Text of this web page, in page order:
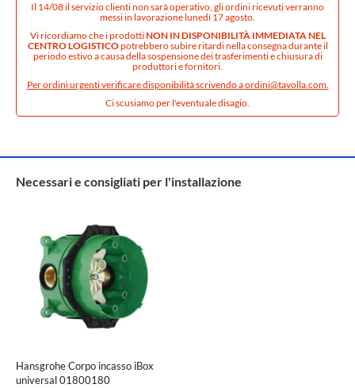
Il 14/08 il servizio clienti non sarà operativo, gli ordini ricevuti verranno
messi in lavorazione lunedì 17 agosto.
Vi ricordiamo che i prodottiNON IN DISPONIBILITÀ IMMEDIATA NEL
CENTRO LOGISTICOpotrebbero subire ritardi nella consegna durante il
periodo estivo a causa della sospensione dei trasferimenti e chiusura di
produttori e fornitori.
Per ordini urgenti verificare disponibilità scrivendo aordini@tavolla.com.
Ci scusiamo per l'eventuale disagio.
Necessari e consigliati per l'installazione
Hansgrohe Corpo incasso iBox
universal 01800180